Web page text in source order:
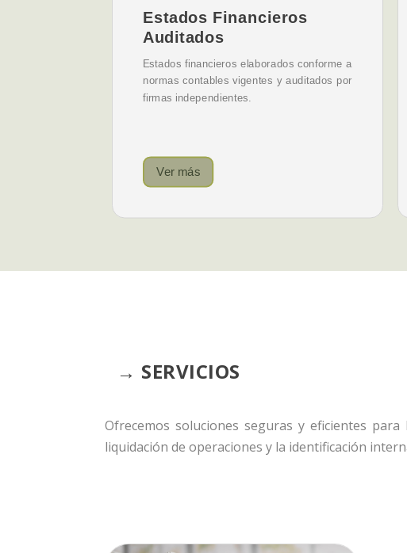
Estados Financieros
Auditados
Estados financieros elaborados conforme a
normas contables vigentes y auditados por
firmas independientes.
Ver más
→ SERVICIOS
Ofrecemos soluciones seguras y eficientes
liquidación de operaciones y la identificación